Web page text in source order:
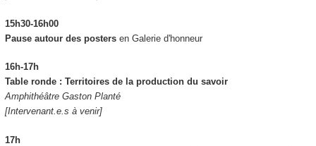
15h30-16h00
Pause autour des postersen Galerie d'honneur
16h-17h
Table ronde : Territoires de la production du savoir
Amphithéâtre Gaston Planté
[Intervenant.e.s à venir]
17h